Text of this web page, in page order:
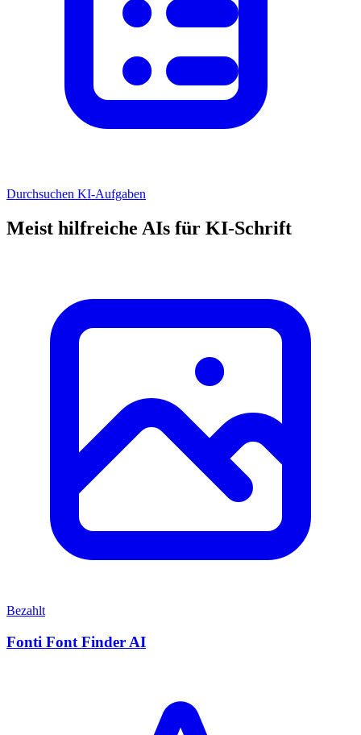
Durchsuchen KI-Aufgaben
Meist hilfreiche AIs für KI-Schrift
Bezahlt
Fonti Font Finder AI